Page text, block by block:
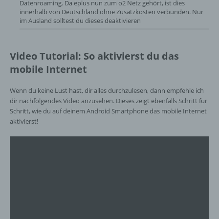
Datenroaming. Da eplus nun zum o2 Netz gehört, ist dies
innerhalb von Deutschland ohne Zusatzkosten verbunden. Nur
im Ausland solltest du dieses deaktivieren
Video Tutorial: So aktivierst du das
mobile Internet
Wenn du keine Lust hast, dir alles durchzulesen, dann empfehle ich
dir nachfolgendes Video anzusehen. Dieses zeigt ebenfalls Schritt für
Schritt, wie du auf deinem Android Smartphone das mobile Internet
aktivierst!
f) Pseudonymisierung
personenbezogener Daten in einer Weise,
auf welche die personenbezogenen Daten
ohne Hinzuziehung zusätzlicher
betroffenen Person zugeordnet werden
können, sofern diese zusätzlichen
Informationen gesondert aufbewahrt werden
dass die personenbezogenen Daten nicht